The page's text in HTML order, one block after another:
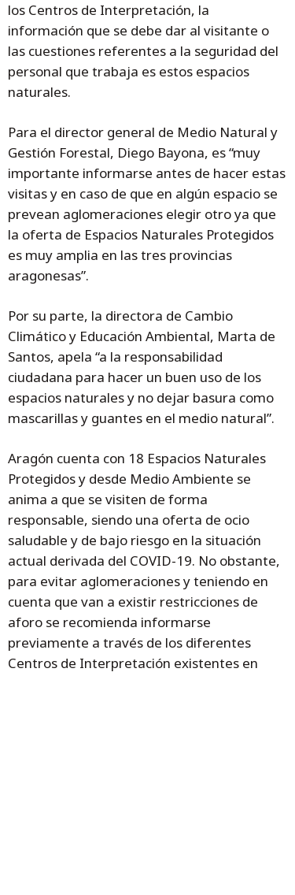
los Centros de Interpretación, la
información que se debe dar al visitante o
las cuestiones referentes a la seguridad del
personal que trabaja es estos espacios
naturales.
Para el director general de Medio Natural y
Gestión Forestal, Diego Bayona, es “muy
importante informarse antes de hacer estas
visitas y en caso de que en algún espacio se
prevean aglomeraciones elegir otro ya que
la oferta de Espacios Naturales Protegidos
es muy amplia en las tres provincias
aragonesas”.
Por su parte, la directora de Cambio
Climático y Educación Ambiental, Marta de
Santos, apela “a la responsabilidad
ciudadana para hacer un buen uso de los
espacios naturales y no dejar basura como
mascarillas y guantes en el medio natural”.
Aragón cuenta con 18 Espacios Naturales
Protegidos y desde Medio Ambiente se
anima a que se visiten de forma
responsable, siendo una oferta de ocio
saludable y de bajo riesgo en la situación
actual derivada del COVID-19. No obstante,
para evitar aglomeraciones y teniendo en
cuenta que van a existir restricciones de
aforo se recomienda informarse
previamente a través de los diferentes
Centros de Interpretación existentes en